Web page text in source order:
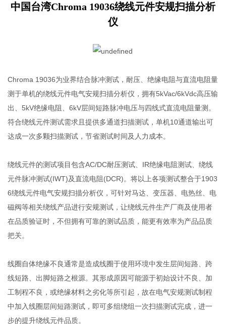
中国台湾Chroma 19036绕线元件安规扫描分析
仪
Chroma 19036为业界结合脉冲测试，耐压、绝缘电阻与直流电阻量
测于单机的绕线元件电气安规扫描分析仪，拥有5kVac/6kVdc高压输
出、5kV绝缘电阻、6kV层间短路脉冲电压与四线式直流电阻量测。
符合绕线元件测试需求且提供多通道扫描测试，单机10通道输出可
达成一次多颗扫描测试，节省测试时间及人力成本。
绕线元件的测试项目包含AC/DC耐压测试、IR绝缘电阻测试、绕线
元件脉冲测试(IWT)及直流电阻(DCR)。将以上各项测试整合于1903
6绕线元件电气安规扫描分析仪，可针对马达、变压器、电热丝、电
磁阀等相关绕线产品进行安规测试，让绕线元件生产厂商及使用者
在品质验证时，不但拥有可靠的测试品质，能更有效率为产品品质
把关。
线圈自体绝缘不良通常是造成线圈于使用环境中发生层间短路、跨
线短路、出脚短路之根源。其形成原因可能源于初始设计不良、加
工制程不良，或绝缘材料之劣化等所引起，故在电气安规测试制程
中加入线圈层间短路测试，即可多组绕组一次扫描测试完成，进一
步的提升绕线元件品质。